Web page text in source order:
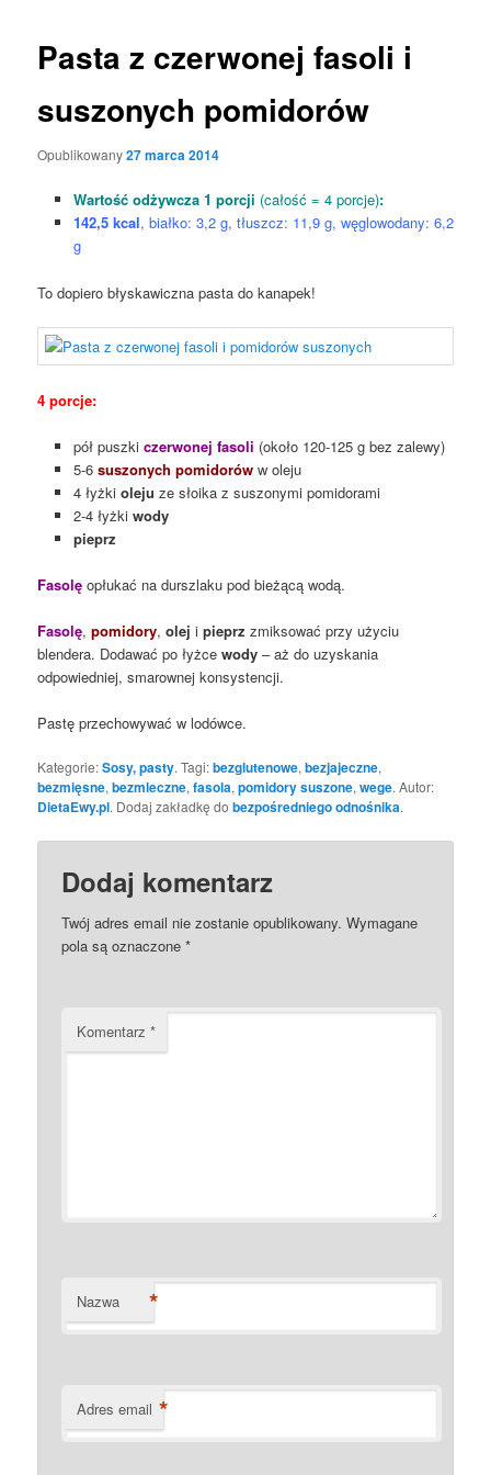
Pasta z czerwonej fasoli i
suszonych pomidorów
Opublikowany27 marca 2014
Wartość odżywcza 1 porcji (całość = 4 porcje):
142,5 kcal, białko: 3,2 g, tłuszcz: 11,9 g, węglowodany: 6,2
g
To dopiero błyskawiczna pasta do kanapek!
4 porcje:
pół puszki czerwonej fasoli (około 120-125 g bez zalewy)
5-6suszonych pomidoróww oleju
4 łyżki oleju ze słoika z suszonymi pomidorami
2-4 łyżki wody
pieprz
Fasolę opłukać na durszlaku pod bieżącą wodą.
Fasolę,pomidory,olej ipieprz zmiksować przy użyciu
blendera. Dodawać po łyżcewody – aż do uzyskania
odpowiedniej, smarownej konsystencji.
Pastę przechowywać w lodówce.
Kategorie:Sosy, pasty. Tagi:bezglutenowe,bezjajeczne,
bezmięsne,bezmleczne,fasola,pomidory suszone,wege. Autor:
DietaEwy.pl. Dodaj zakładkę dobezpośredniego odnośnika.
Dodaj komentarz
Twój adres email nie zostanie opublikowany. Wymagane
pola są oznaczone*
Komentarz*
Nazwa *
Adres email *